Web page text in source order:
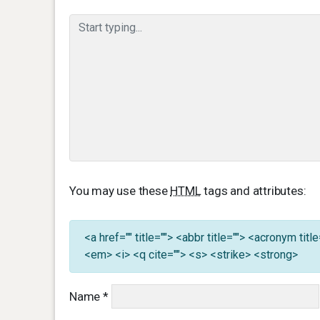
You may use these HTML tags and attributes:
<a href="" title=""> <abbr title=""> <acronym
<em> <i> <q cite=""> <s> <strike> <strong>
Name *